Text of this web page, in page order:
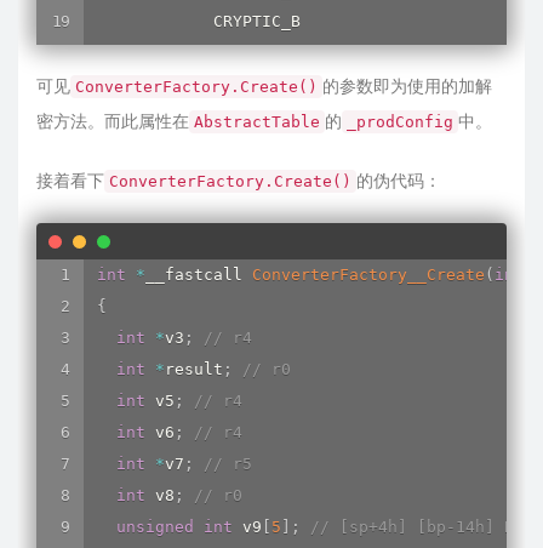
            CRYPTIC_B
}
}
}
可见 ConverterFactory.Create() 的参数即为使用的加解
密方法。而此属性在 AbstractTable 的 _prodConfig 中。
接着看下 ConverterFactory.Create() 的伪代码：
int * __fastcall ConverterFactory__Create ( int
{
int
*v3 ;
// r4
int
* result ;
// r0
int v5 ;
// r4
int v6 ;
// r4
int
*v7 ;
// r5
int v8 ;
// r0
unsigned
int v9 [ 5 ] ; // [sp+4h] [bp-14h]